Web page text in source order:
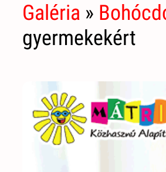
Galéria »
gyermekekért